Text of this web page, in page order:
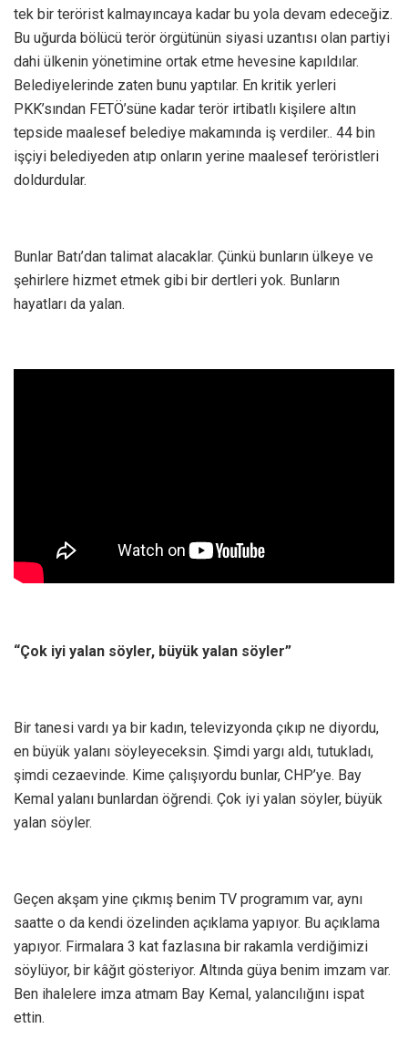
tek bir terörist kalmayıncaya kadar bu yola devam edeceğiz.
Bu uğurda bölücü terör örgütünün siyasi uzantısı olan partiyi
dahi ülkenin yönetimine ortak etme hevesine kapıldılar.
Belediyelerinde zaten bunu yaptılar. En kritik yerleri
PKK’sından FETÖ’süne kadar terör irtibatlı kişilere altın
tepside maalesef belediye makamında iş verdiler.. 44 bin
işçiyi belediyeden atıp onların yerine maalesef teröristleri
doldurdular.
Bunlar Batı’dan talimat alacaklar. Çünkü bunların ülkeye ve
şehirlere hizmet etmek gibi bir dertleri yok. Bunların
hayatları da yalan.
“Çok iyi yalan söyler, büyük yalan söyler”
Bir tanesi vardı ya bir kadın, televizyonda çıkıp ne diyordu,
en büyük yalanı söyleyeceksin. Şimdi yargı aldı, tutukladı,
şimdi cezaevinde. Kime çalışıyordu bunlar, CHP’ye. Bay
Kemal yalanı bunlardan öğrendi. Çok iyi yalan söyler, büyük
yalan söyler.
Geçen akşam yine çıkmış benim TV programım var, aynı
saatte o da kendi özelinden açıklama yapıyor. Bu açıklama
yapıyor. Firmalara 3 kat fazlasına bir rakamla verdiğimizi
söylüyor, bir kâğıt gösteriyor. Altında güya benim imzam var.
Ben ihalelere imza atmam Bay Kemal, yalancılığını ispat
ettin.